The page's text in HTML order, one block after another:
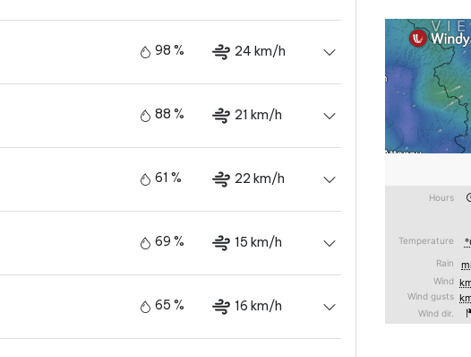
98 % 24 km/h
88 % 21 km/h
61 % 22 km/h
69 % 15 km/h
65 % 16 km/h